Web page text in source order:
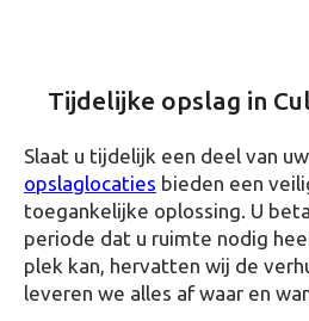
Tijdelijke opslag in
Slaat u tijdelijk een deel van
opslaglocaties bieden een
toegankelijke oplossing. U
periode dat u ruimte nodig
plek kan, hervatten wij de
leveren we alles af waar en